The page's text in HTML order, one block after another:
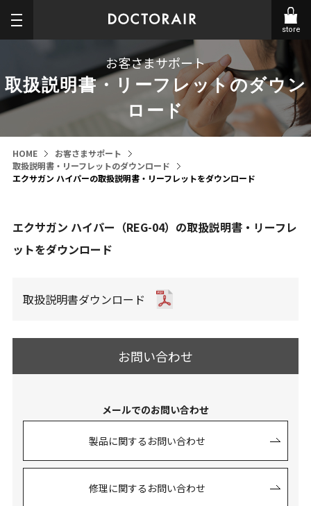
store
お客さまサポート
取扱説明書・リーフレットのダウン
ロード
HOME
お客さまサポート
取扱説明書・リーフレットのダウンロード
エクサガン ハイパーの取扱説明書・リーフレットをダウンロード
エクサガン ハイパー（REG-04）の取扱説明書・リーフレ
ットをダウンロード
取扱説明書ダウンロード
お問い合わせ
メールでのお問い合わせ
製品に関するお問い合わせ
修理に関するお問い合わせ